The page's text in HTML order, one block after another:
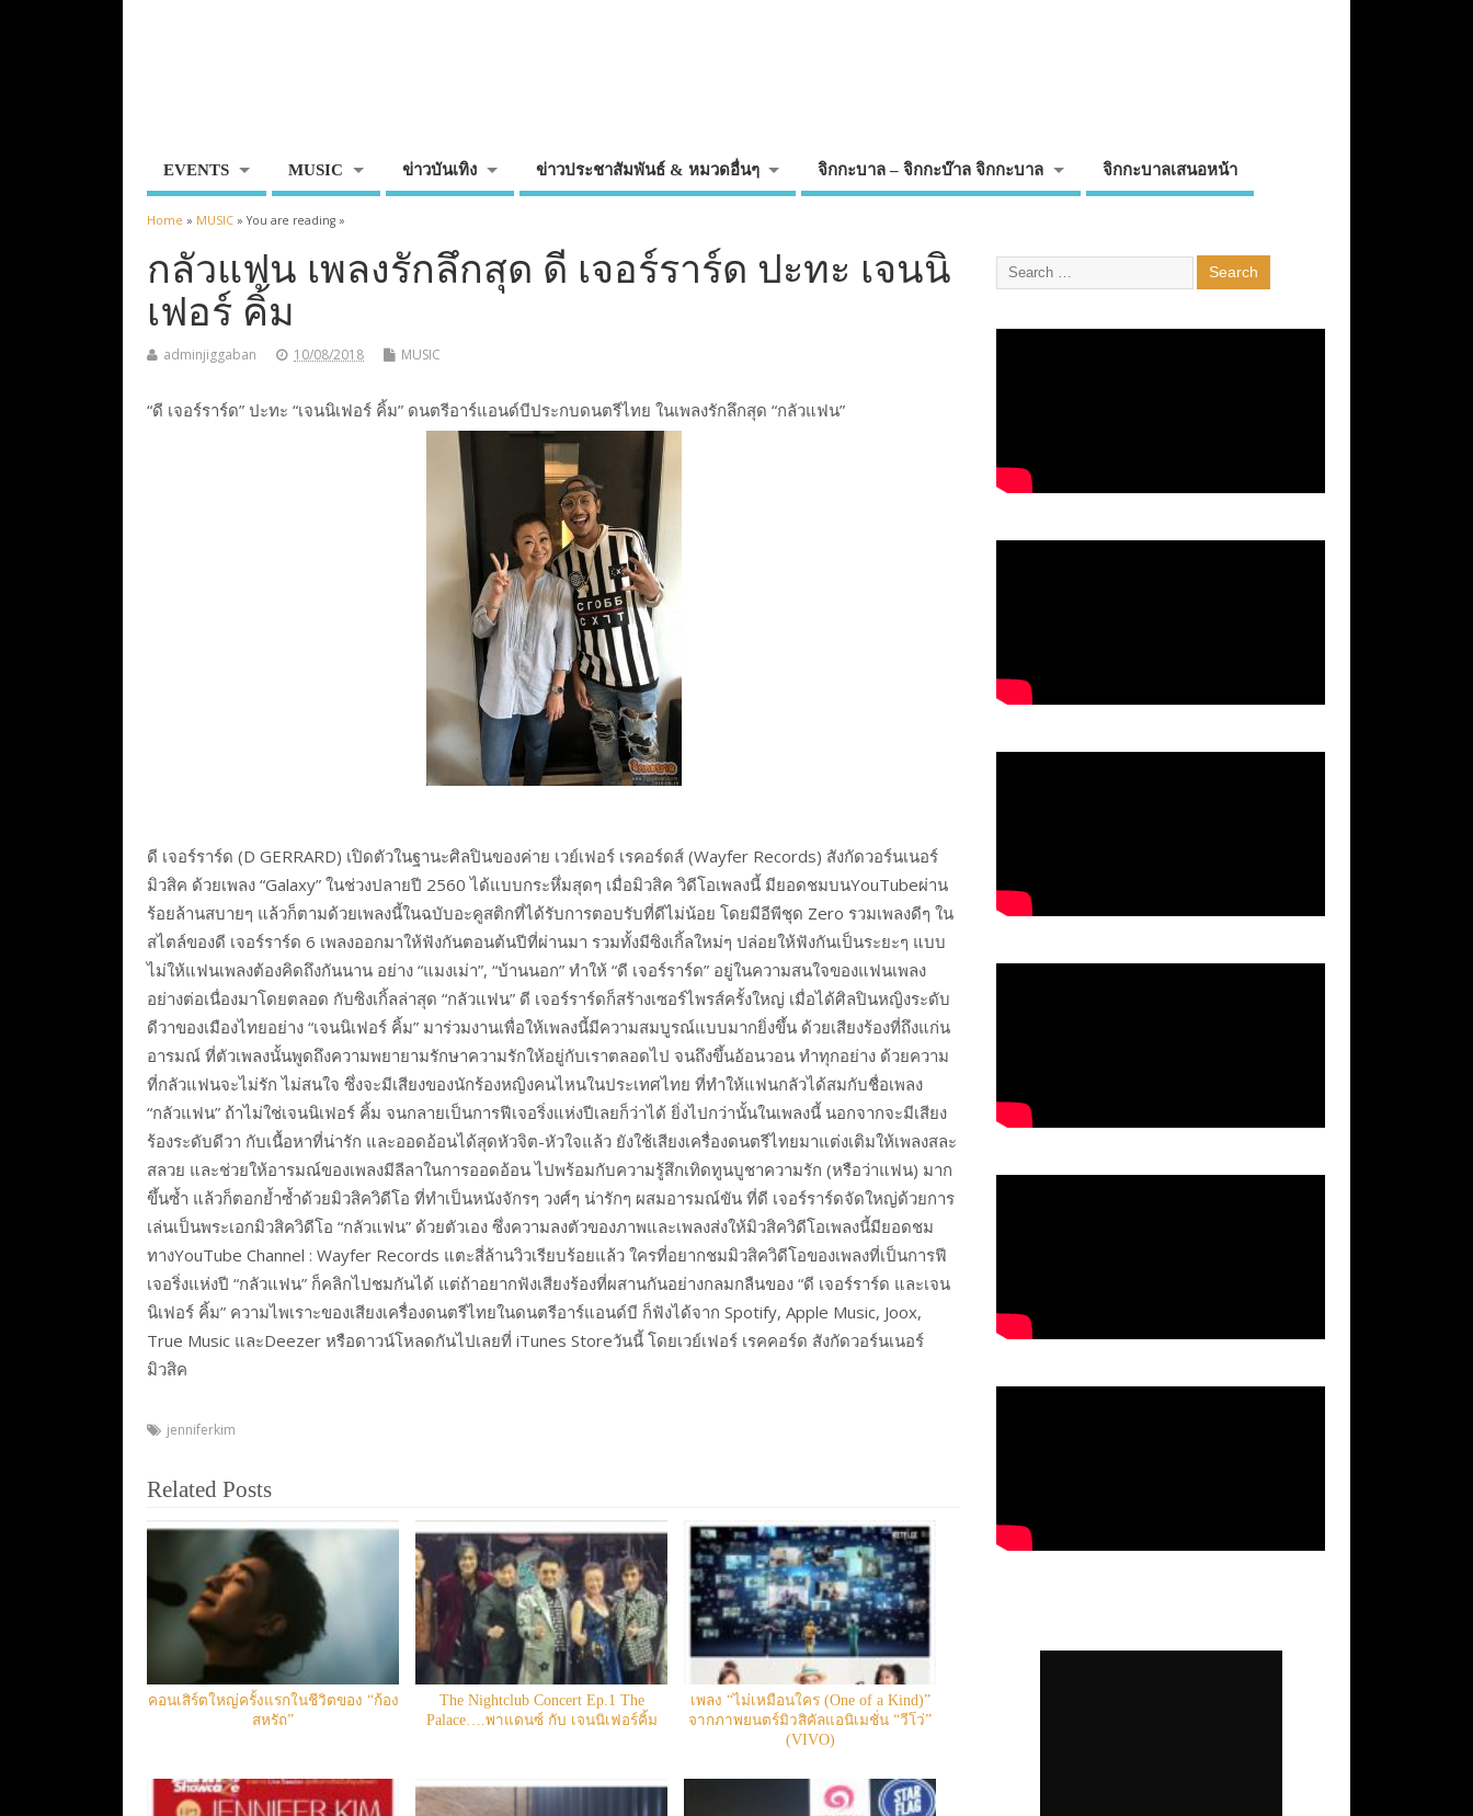
EVENTS MUSIC ข่าวบันเทิง ข่าวประชาสัมพันธ์ & หมวดอื่นๆ จิกกะบาล – จิกกะบ๊าล จิกกะบาล จิกกะบาลเสนอหน้า
Home » MUSIC » You are reading »
กลัวแฟน เพลงรักลึกสุด ดี เจอร์ราร์ด ปะทะ เจนนิ
เฟอร์ คิ้ม
adminjiggaban 10/08/2018 MUSIC
“ดี เจอร์ราร์ด” ปะทะ “เจนนิเฟอร์ คิ้ม” ดนตรีอาร์แอนด์บีประกบดนตรีไทย ในเพลงรักลึกสุด “กลัวแฟน”
ดี เจอร์ราร์ด (D GERRARD) เปิดตัวในฐานะศิลปินของค่าย เวย์เฟอร์ เรคอร์ดส์ (Wayfer Records) สังกัดวอร์นเนอร์
มิวสิค ด้วยเพลง “Galaxy” ในช่วงปลายปี 2560 ได้แบบกระหึ่มสุดๆ เมื่อมิวสิค วิดีโอเพลงนี้ มียอดชมบนYouTubeผ่าน
ร้อยล้านสบายๆ แล้วก็ตามด้วยเพลงนี้ในฉบับอะคูสติกที่ได้รับการตอบรับที่ดีไม่น้อย โดยมีอีพีชุด Zero รวมเพลงดีๆ ใน
สไตล์ของดี เจอร์ราร์ด 6 เพลงออกมาให้ฟังกันตอนต้นปีที่ผ่านมา รวมทั้งมีซิงเกิ้ลใหม่ๆ ปล่อยให้ฟังกันเป็นระยะๆ แบบ
ไม่ให้แฟนเพลงต้องคิดถึงกันนาน อย่าง “แมงเม่า”, “บ้านนอก” ทำให้ “ดี เจอร์ราร์ด” อยู่ในความสนใจของแฟนเพลง
อย่างต่อเนื่องมาโดยตลอด กับซิงเกิ้ลล่าสุด “กลัวแฟน” ดี เจอร์ราร์ดก็สร้างเซอร์ไพรส์ครั้งใหญ่ เมื่อได้ศิลปินหญิงระดับ
ดีวาของเมืองไทยอย่าง “เจนนิเฟอร์ คิ้ม” มาร่วมงานเพื่อให้เพลงนี้มีความสมบูรณ์แบบมากยิ่งขึ้น ด้วยเสียงร้องที่ถึงแก่น
อารมณ์ ที่ตัวเพลงนั้นพูดถึงความพยายามรักษาความรักให้อยู่กับเราตลอดไป จนถึงขึ้นอ้อนวอน ทำทุกอย่าง ด้วยความ
ที่กลัวแฟนจะไม่รัก ไม่สนใจ ซึ่งจะมีเสียงของนักร้องหญิงคนไหนในประเทศไทย ที่ทำให้แฟนกลัวได้สมกับชื่อเพลง
“กลัวแฟน” ถ้าไม่ใช่เจนนิเฟอร์ คิ้ม จนกลายเป็นการฟีเจอริ่งแห่งปีเลยก็ว่าได้ ยิ่งไปกว่านั้นในเพลงนี้ นอกจากจะมีเสียง
ร้องระดับดีวา กับเนื้อหาที่น่ารัก และออดอ้อนได้สุดหัวจิต-หัวใจแล้ว ยังใช้เสียงเครื่องดนตรีไทยมาแต่งเติมให้เพลงสละ
สลวย และช่วยให้อารมณ์ของเพลงมีลีลาในการออดอ้อน ไปพร้อมกับความรู้สึกเทิดทูนบูชาความรัก (หรือว่าแฟน) มาก
ขึ้นซ้ำ แล้วก็ตอกย้ำซ้ำด้วยมิวสิควิดีโอ ที่ทำเป็นหนังจักรๆ วงศ์ๆ น่ารักๆ ผสมอารมณ์ขัน ที่ดี เจอร์ราร์ดจัดใหญ่ด้วยการ
เล่นเป็นพระเอกมิวสิควิดีโอ “กลัวแฟน” ด้วยตัวเอง ซึ่งความลงตัวของภาพและเพลงส่งให้มิวสิควิดีโอเพลงนี้มียอดชม
ทางYouTube Channel : Wayfer Records แตะสี่ล้านวิวเรียบร้อยแล้ว ใครที่อยากชมมิวสิควิดีโอของเพลงที่เป็นการฟี
เจอริ่งแห่งปี “กลัวแฟน” ก็คลิกไปชมกันได้ แต่ถ้าอยากฟังเสียงร้องที่ผสานกันอย่างกลมกลืนของ “ดี เจอร์ราร์ด และเจน
นิเฟอร์ คิ้ม” ความไพเราะของเสียงเครื่องดนตรีไทยในดนตรีอาร์แอนด์บี ก็ฟังได้จาก Spotify, Apple Music, Joox,
True Music และDeezer หรือดาวน์โหลดกันไปเลยที่ iTunes Storeวันนี้ โดยเวย์เฟอร์ เรคคอร์ด สังกัดวอร์นเนอร์
มิวสิค
jenniferkim
Related Posts
คอนเสิร์ตใหญ่ครั้งแรกในชีวิตของ “ก้อง
สหรัถ”
The Nightclub Concert Ep.1 The
Palace….พาแดนซ์ กับ เจนนิเฟอร์คิ้ม
เพลง “ไม่เหมือนใคร (One of a Kind)”
จากภาพยนตร์มิวสิคัลแอนิเมชั่น “วีโว่”
(VIVO)